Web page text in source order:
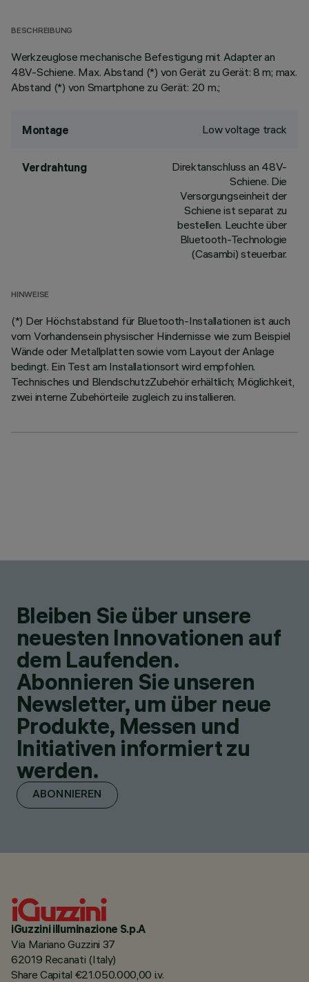
BESCHREIBUNG
Werkzeuglose mechanische Befestigung mit Adapter an
48V-Schiene. Max. Abstand (*) von Gerät zu Gerät: 8 m; max.
Abstand (*) von Smartphone zu Gerät: 20 m.;
Montage Low voltage track
Verdrahtung
Direktanschluss an 48V-
Schiene. Die
Versorgungseinheit der
Schiene ist separat zu
bestellen. Leuchte über
Bluetooth-Technologie
(Casambi) steuerbar.
HINWEISE
(*) Der Höchstabstand für Bluetooth-Installationen ist auch
vom Vorhandensein physischer Hindernisse wie zum Beispiel
Wände oder Metallplatten sowie vom Layout der Anlage
bedingt. Ein Test am Installationsort wird empfohlen.
Technisches und BlendschutzZubehör erhältlich; Möglichkeit,
zwei interne Zubehörteile zugleich zu installieren.
Bleiben Sie über unsere
neuesten Innovationen auf
dem Laufenden.
Abonnieren Sie unseren
Newsletter, um über neue
Produkte, Messen und
Initiativen informiert zu
werden.
ABONNIEREN
iGuzzini illuminazione S.p.A
Via Mariano Guzzini 37
62019 Recanati (Italy)
Share Capital €21.050.000,00 i.v.